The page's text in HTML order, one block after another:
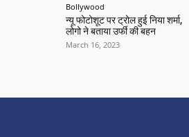
Bollywood
न्यू फोटोशूट पर ट्रोल हुई निया शर्मा,
लोगो ने बताया उर्फी की बहन
March 16, 2023